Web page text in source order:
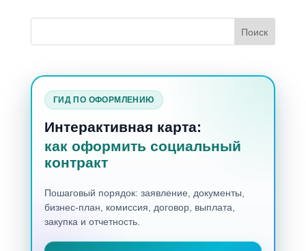
ГИД ПО ОФОРМЛЕНИЮ
Интерактивная карта:
как оформить социальный
контракт
Пошаговый порядок: заявление, документы,
бизнес-план, комиссия, договор, выплата,
закупка и отчетность.